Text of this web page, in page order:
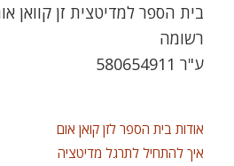
בית הספר למדיטצית זן קוואן
רשומה
ע"ר 580654911
אודות בית הספר לזן קואן אום
איך להתחיל לתרגל מדיטציה